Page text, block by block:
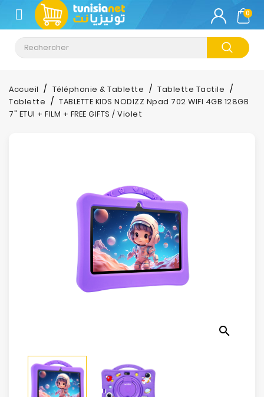
CATÉGORIE
Climatisation
Informatique
Téléphonie
Electroménager
Sécurité
Mobilités
0
Accueil Téléphonie & Tablette
Tablette Tactile
Tablette
TABLETTE KIDS NODIZZ Npad 702 WIFI 4GB 128GB
7" ETUI + FILM + FREE GIFTS / Violet
search